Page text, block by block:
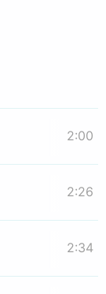
2:00
2:26
2:34